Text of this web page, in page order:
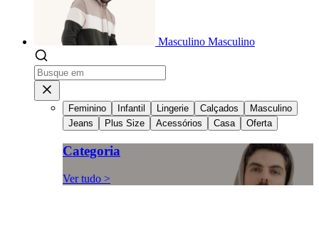
Masculino Masculino
Feminino Infantil Lingerie Calçados
Masculino
Jeans
Plus Size Acessórios Casa Oferta
Categoria
Ver tudo >